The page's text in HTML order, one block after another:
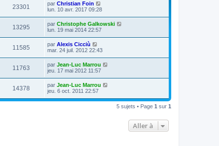
23301 par Christian Foin
lun. 10 avr. 2017 09:28
13295 par Christophe Galkowski
lun. 19 mai 2014 22:57
11585 par Alexis Cicciù
mar. 24 juil. 2012 22:43
11763 par Jean-Luc Marrou
jeu. 17 mai 2012 11:57
14378 par Jean-Luc Marrou
jeu. 6 oct. 2011 22:57
5 sujets • Page 1 sur 1
Aller à